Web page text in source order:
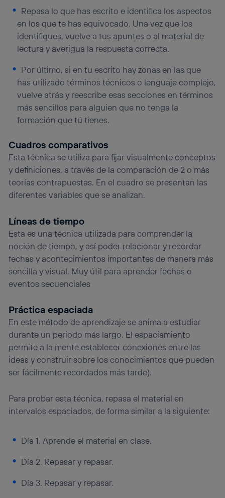
Repasa lo que has escrito e identifica los aspectos
en los que te has equivocado. Una vez que los
identifiques, vuelve a tus apuntes o al material de
lectura y averigua la respuesta correcta.
Por último, si en tu escrito hay zonas en las que
has utilizado términos técnicos o lenguaje complejo,
vuelve atrás y reescribe esas secciones en términos
más sencillos para alguien que no tenga la
formación que tú tienes.
Cuadros comparativos
Esta técnica se utiliza para fijar visualmente conceptos
y definiciones, a través de la comparación de 2 o más
teorías contrapuestas. En el cuadro se presentan las
diferentes variables que se analizan.
Líneas de tiempo
Esta es una técnica utilizada para comprender la
noción de tiempo, y así poder relacionar y recordar
fechas y acontecimientos importantes de manera más
sencilla y visual. Muy útil para aprender fechas o
eventos secuenciales
Práctica espaciada
En este método de aprendizaje se anima a estudiar
durante un periodo más largo. El espaciamiento
permite a la mente establecer conexiones entre las
ideas y construir sobre los conocimientos que pueden
ser fácilmente recordados más tarde).
Para probar esta técnica, repasa el material en
intervalos espaciados, de forma similar a la siguiente:
Día 1. Aprende el material en clase.
Día 2. Repasar y repasar.
Día 3. Repasar y repasar.